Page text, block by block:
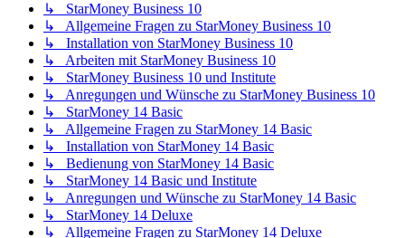
↳ StarMoney Business 10
↳ Allgemeine Fragen zu StarMoney Business 10
↳ Installation von StarMoney Business 10
↳ Arbeiten mit StarMoney Business 10
↳ StarMoney Business 10 und Institute
↳ Anregungen und Wünsche zu StarMoney Business 10
↳ StarMoney 14 Basic
↳ Allgemeine Fragen zu StarMoney 14 Basic
↳ Installation von StarMoney 14 Basic
↳ Bedienung von StarMoney 14 Basic
↳ StarMoney 14 Basic und Institute
↳ Anregungen und Wünsche zu StarMoney 14 Basic
↳ StarMoney 14 Deluxe
↳ Allgemeine Fragen zu StarMoney 14 Deluxe